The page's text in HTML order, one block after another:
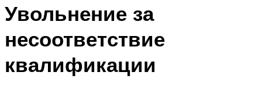
Увольнение за
несоответствие
квалификации